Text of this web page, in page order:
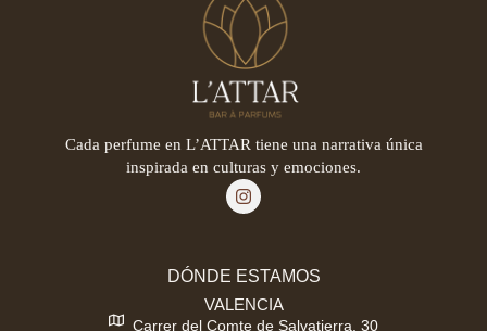
Cada perfume en L’ATTAR tiene una narrativa única
inspirada en culturas y emociones.
DÓNDE ESTAMOS
VALENCIA
Carrer del Comte de Salvatierra, 30